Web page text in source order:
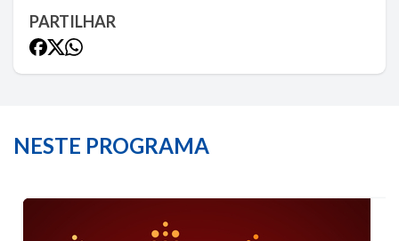
PARTILHAR
NESTE PROGRAMA